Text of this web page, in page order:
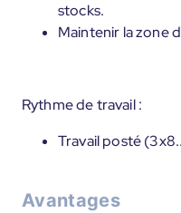
stocks.
Maintenir la zone
Rythme de travail :
Travail posté
Avantages